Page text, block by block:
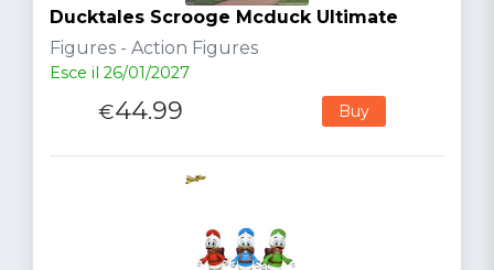
Ducktales Scrooge Mcduck Ultimate
Figures - Action Figures
Esce il 26/01/2027
€44.99 Buy